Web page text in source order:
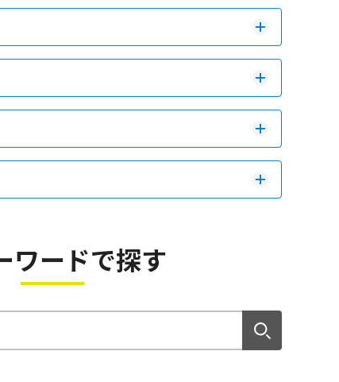
ワードで探す